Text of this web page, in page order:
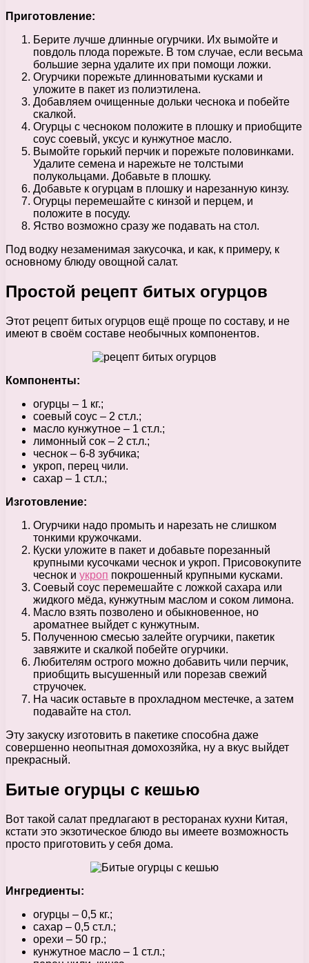
Приготовление:
Берите лучше длинные огурчики. Их вымойте и
повдоль плода порежьте. В том случае, если весьма
большие зерна удалите их при помощи ложки.
Огурчики порежьте длинноватыми кусками и
уложите в пакет из полиэтилена.
Добавляем очищенные дольки чеснока и побейте
скалкой.
Огурцы с чесноком положите в плошку и приобщите
соус соевый, уксус и кунжутное масло.
Вымойте горький перчик и порежьте половинками.
Удалите семена и нарежьте не толстыми
полукольцами. Добавьте в плошку.
Добавьте к огурцам в плошку и нарезанную кинзу.
Огурцы перемешайте с кинзой и перцем, и
положите в посуду.
Яство возможно сразу же подавать на стол.
Под водку незаменимая закусочка, и как, к примеру, к
основному блюду овощной салат.
Простой рецепт битых огурцов
Этот рецепт битых огурцов ещё проще по составу, и не
имеют в своём составе необычных компонентов.
Компоненты:
огурцы – 1 кг.;
соевый соус – 2 ст.л.;
масло кунжутное – 1 ст.л.;
лимонный сок – 2 ст.л.;
чеснок – 6-8 зубчика;
укроп, перец чили.
сахар – 1 ст.л.;
Изготовление:
Огурчики надо промыть и нарезать не слишком
тонкими кружочками.
Куски уложите в пакет и добавьте порезанный
крупными кусочками чеснок и укроп. Присовокупите
чеснок и укроп покрошенный крупными кусками.
Соевый соус перемешайте с ложкой сахара или
жидкого мёда, кунжутным маслом и соком лимона.
Масло взять позволено и обыкновенное, но
ароматнее выйдет с кунжутным.
Полученною смесью залейте огурчики, пакетик
завяжите и скалкой побейте огурчики.
Любителям острого можно добавить чили перчик,
приобщить высушенный или порезав свежий
стручочек.
На часик оставьте в прохладном местечке, а затем
подавайте на стол.
Эту закуску изготовить в пакетике способна даже
совершенно неопытная домохозяйка, ну а вкус выйдет
прекрасный.
Битые огурцы с кешью
Вот такой салат предлагают в ресторанах кухни Китая,
кстати это экзотическое блюдо вы имеете возможность
просто приготовить у себя дома.
Ингредиенты:
огурцы – 0,5 кг.;
сахар – 0,5 ст.л.;
орехи – 50 гр.;
кунжутное масло – 1 ст.л.;